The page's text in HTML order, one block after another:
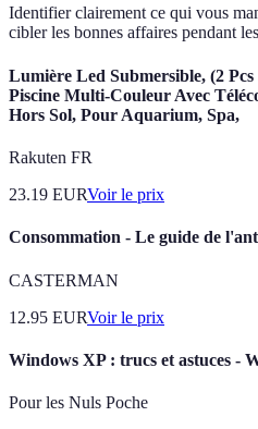
Identifier clairement ce qui vous
cibler les bonnes affaires pendant
Lumière Led Submersible, (2
Piscine Multi-Couleur Avec
Hors Sol, Pour Aquarium, Spa,
Rakuten FR
23.19 EURVoir le prix
Consommation - Le guide de
CASTERMAN
12.95 EURVoir le prix
Windows XP : trucs et astuces -
Pour les Nuls Poche